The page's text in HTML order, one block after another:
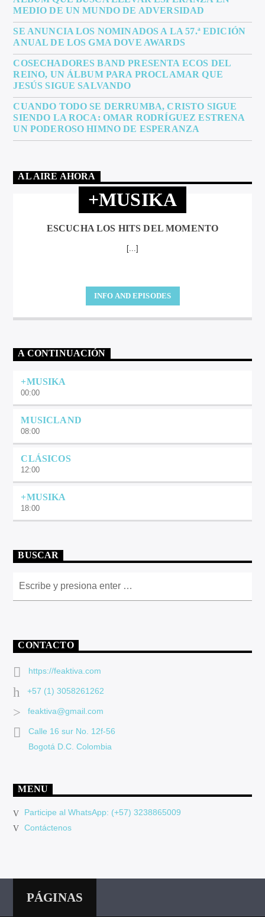
MEDIO DE UN MUNDO DE ADVERSIDAD
SE ANUNCIA LOS NOMINADOS A LA 57.ª EDICIÓN
ANUAL DE LOS GMA DOVE AWARDS
COSECHADORES BAND PRESENTA ECOS DEL
REINO, UN ÁLBUM PARA PROCLAMAR QUE
JESÚS SIGUE SALVANDO
CUANDO TODO SE DERRUMBA, CRISTO SIGUE
SIENDO LA ROCA: OMAR RODRÍGUEZ ESTRENA
UN PODEROSO HIMNO DE ESPERANZA
AL AIRE AHORA
+MUSIKA
ESCUCHA LOS HITS DEL MOMENTO
[...]
INFO AND EPISODES
A CONTINUACIÓN
+MUSIKA
00:00
MUSICLAND
08:00
CLÁSICOS
12:00
+MUSIKA
18:00
BUSCAR
CONTACTO
https://feaktiva.com
+57 (1) 3058261262
feaktiva@gmail.com
Calle 16 sur No. 12f-56
Bogotá D.C. Colombia
MENU
Participe al WhatsApp: (+57) 3238865009
Contáctenos
PÁGINAS